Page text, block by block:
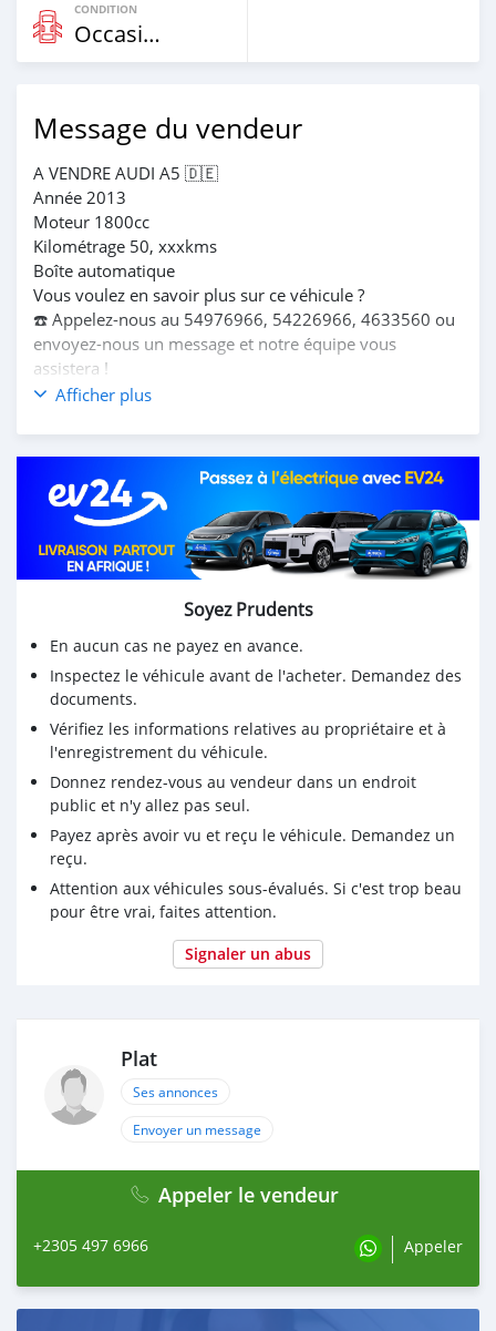
CONDITION
Occasion
Message du vendeur
A VENDRE AUDI A5 🇩🇪
Année 2013
Moteur 1800cc
Kilométrage 50, xxxkms
Boîte automatique
Vous voulez en savoir plus sur ce véhicule ?
☎️ Appelez-nous au 54976966, 54226966, 4633560 ou
envoyez-nous un message et notre équipe vous
assistera !
Afficher plus
Soyez Prudents
En aucun cas ne payez en avance.
Inspectez le véhicule avant de l'acheter. Demandez des
documents.
Vérifiez les informations relatives au propriétaire et à
l'enregistrement du véhicule.
Donnez rendez-vous au vendeur dans un endroit
public et n'y allez pas seul.
Payez après avoir vu et reçu le véhicule. Demandez un
reçu.
Attention aux véhicules sous-évalués. Si c'est trop beau
pour être vrai, faites attention.
Signaler un abus
Plat
Ses annonces
Envoyer un message
Appeler le vendeur
+2305 497 6966 Appeler